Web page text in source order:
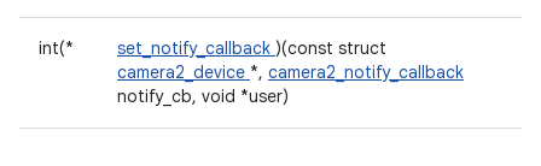
int(* set_notify_callback )(const struct
camera2_device *, camera2_notify_callback
notify_cb, void *user)